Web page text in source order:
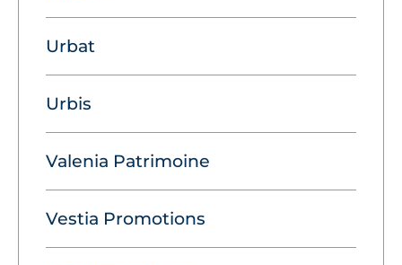
Urbat
Urbis
Valenia Patrimoine
Vestia Promotions